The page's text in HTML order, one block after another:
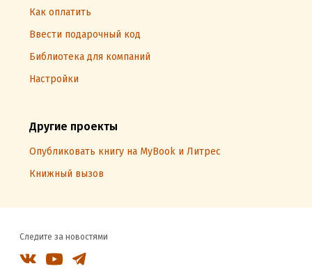
Как оплатить
Ввести подарочный код
Библиотека для компаний
Настройки
Другие проекты
Опубликовать книгу на MyBook и Литрес
Книжный вызов
Следите за новостями